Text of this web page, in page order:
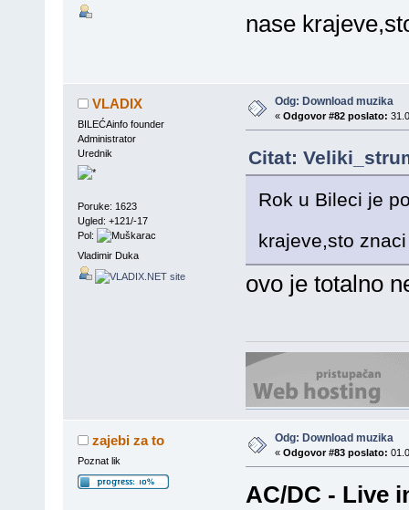
nase
VLADIX
BILEĆAinfo founder
Administrator
Urednik
Poruke: 1623
Ugled: +121/-17
Pol:
Vladimir Duka
Odg: Download muzika
« Odgovor #82 poslato:
Citat:
Rok u Bileci je
krajeve,sto
ovo je totalno
zajebi za to
Poznat lik
Odg: Download muzika
« Odgovor #83 poslato:
AC/DC - Live